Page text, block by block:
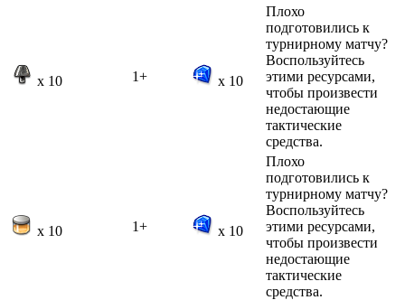
x 10 1+ x 10
Плохо
подготовились к
турнирному матчу?
Воспользуйтесь
этими ресурсами,
чтобы произвести
недостающие
тактические
средства.
x 10 1+ x 10
Плохо
подготовились к
турнирному матчу?
Воспользуйтесь
этими ресурсами,
чтобы произвести
недостающие
тактические
средства.